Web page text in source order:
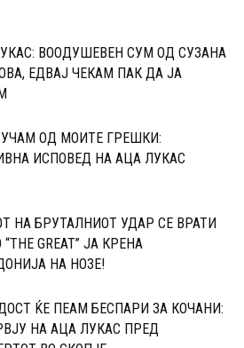
ВООДУШЕВЕН СУМ ОД СУЗАНА
ЕДВАЈ ЧЕКАМ ПАК ДА ЈА
ОД МОИТЕ ГРЕШКИ:
ИСПОВЕД НА АЦА ЛУКАС
НА БРУТАЛНИОТ УДАР СЕ ВРАТИ
“THE GREAT” ЈА КРЕНА
НА НОЗЕ!
ЌЕ ПЕАМ БЕСПАРИ ЗА КОЧАНИ:
НА АЦА ЛУКАС ПРЕД